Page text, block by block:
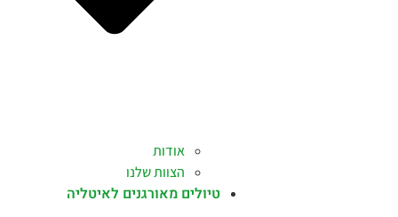
אודות
הצוות שלנו
טיולים מאורגנים לאיטליה